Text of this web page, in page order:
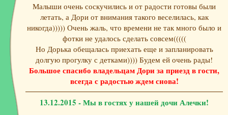
Малыши очень соскучились и от радости готовы были
летать, а Дори от внимания такого веселилась, как
никогда))))) Очень жаль, что времени не так много было и
фотки не удалось сделать совсем(((((
Но Дорька обещалась приехать еще и запланировать
долгую прогулку с детками)))) Будем ей очень рады!
Большое спасибо владельцам Дори за приезд в гости,
всегда с радостью ждем снова!
13.12.2015 - Мы в гостях у нашей дочи Алечки!